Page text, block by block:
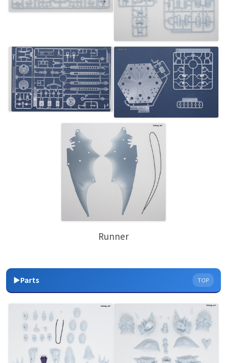
Runner
▶Parts TOP